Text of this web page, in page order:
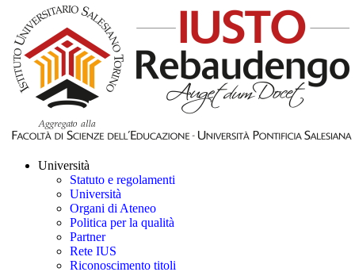
Università
Statuto e regolamenti
Università
Organi di Ateneo
Politica per la qualità
Partner
Rete IUS
Riconoscimento titoli